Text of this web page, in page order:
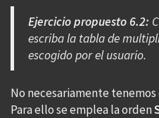
Ejercicio propuesto 6.2:
escriba la tabla de
escogido por el usuario.
No necesariamente
Para ello se emplea la orden